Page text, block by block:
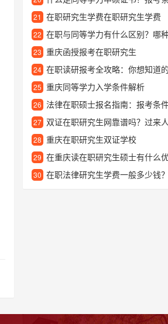
21 在职研究生学费在职研究生学费
22 在职与同等学力有什么区别？哪种更适
23 重庆函授报考在职研究生
24 在职读研报考全攻略：你想知道
25 重庆同等学力入学条件解析
26 法律在职硕士报名指南：报考条件、流
27 双证在职研究生网靠谱吗？过来人
28 重庆在职研究生双证学校
29 在重庆读在职研究生硕士有什么优势？重
30 在职法律研究生学费一般多少钱？费用